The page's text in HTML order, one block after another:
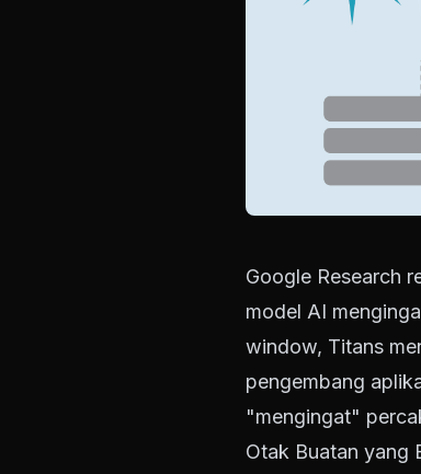
Google Research
model AI
window, Titans
pengembang
"mengingat"
Otak Buatan yang